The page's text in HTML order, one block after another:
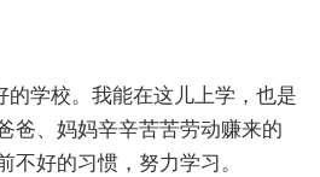
学校。我能在这儿上学，也是
爸、妈妈辛辛苦苦劳动赚来的
不好的习惯，努力学习。